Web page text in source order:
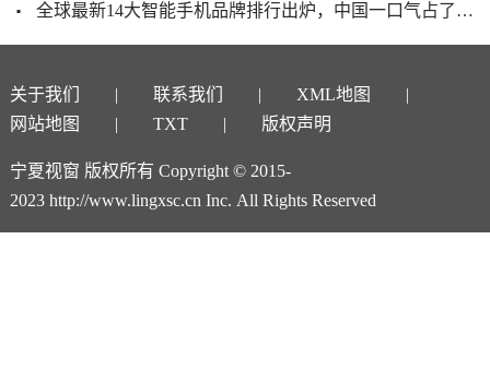
全球最新14大智能手机品牌排行出炉，中国一口气占了10个，国人为之骄傲！
关于我们 联系我们
XML地图
网站地图
TXT 版权声明
宁夏视窗 版权所有 Copyright © 2015-
2023 http://www.lingxsc.cn Inc. All Rights Reserved